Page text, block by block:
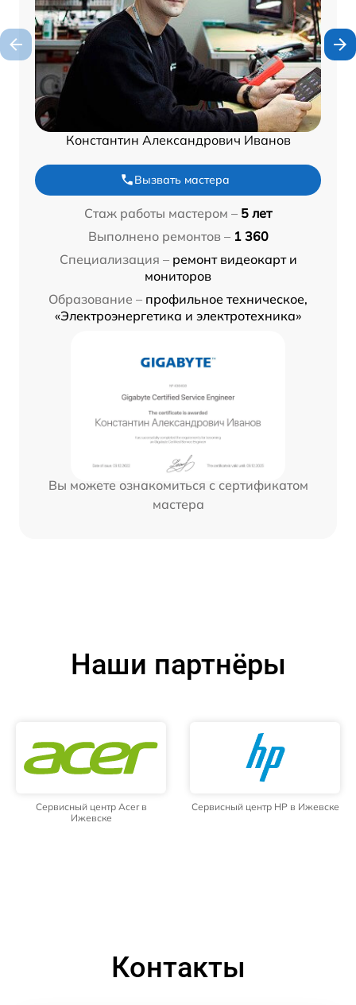
Константин Александрович Иванов
Вызвать мастера
Стаж работы мастером – 5 лет
Выполнено ремонтов – 1 360
Специализация – ремонт видеокарт и
мониторов
Образование – профильное техническое,
«Электроэнергетика и электротехника»
Вы можете ознакомиться с сертификатом
мастера
Наши партнёры
Сервисный центр Acer в
Ижевске
Сервисный центр HP в Ижевске
Контакты